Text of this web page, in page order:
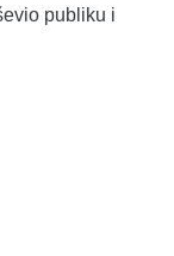
publiku i